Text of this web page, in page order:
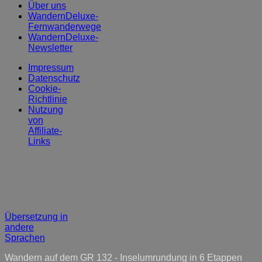
Über uns
WandernDeluxe-
Fernwanderwege
WandernDeluxe-
Newsletter
Impressum
Datenschutz
Cookie-
Richtlinie
Nutzung
von
Affiliate-
Links
Übersetzung in
andere
Sprachen
Wandern auf dem GR 132 - Inselumrundung in 6 Etappen